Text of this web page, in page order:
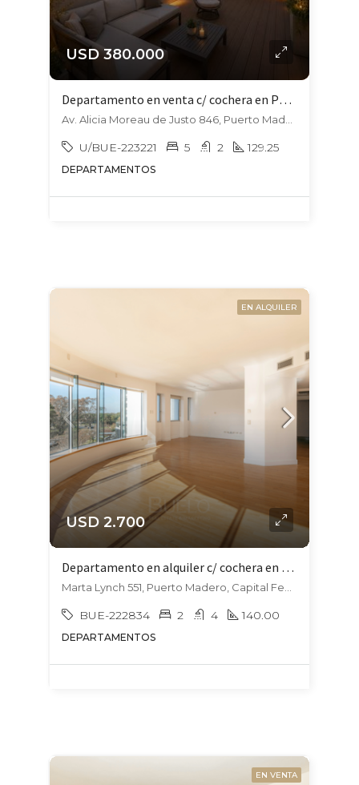
USD 380.000
Departamento en venta c/ cochera en Puerto Madero
U/BUE-223221 5 2 129.25
DEPARTAMENTOS
EN ALQUILER
USD 2.700
Departamento en alquiler c/ cochera en Puerto Madero
BUE-222834 2 4 140.00
DEPARTAMENTOS
EN VENTA